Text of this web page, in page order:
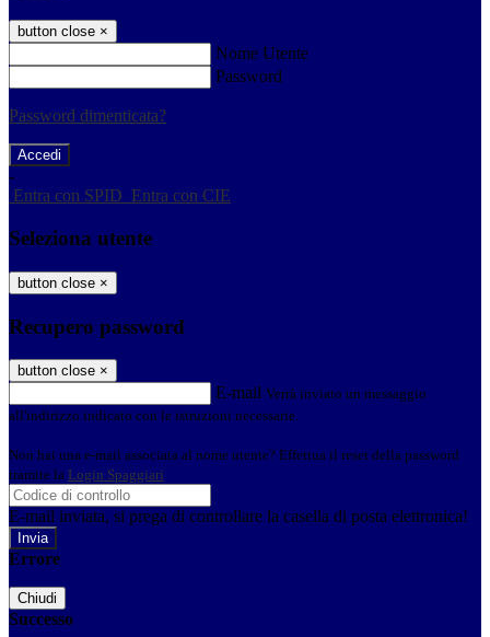
button close ×
Nome Utente
Password
Password dimenticata?
-
Entra con SPID Entra con CIE
Seleziona utente
button close ×
Recupero password
button close ×
E-mail Verrà inviato un messaggio
all'indirizzo indicato con le istruzioni necessarie.
Non hai una e-mail associata al nome utente? Effettua il reset della password
tramite la Login Spaggiari
E-mail inviata, si prega di controllare la casella di posta elettronica!
Errore
Chiudi
Successo